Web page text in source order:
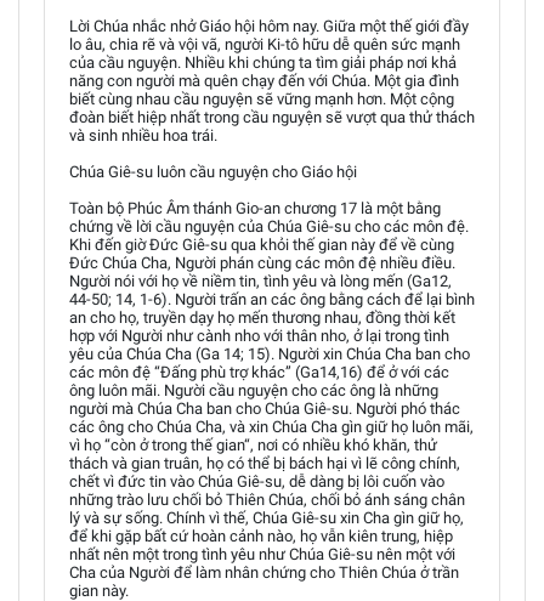
Lời Chúa nhắc nhở Giáo hội hôm nay. Giữa một thế giới đầy
lo âu, chia rẽ và vội vã, người Ki-tô hữu dễ quên sức mạnh
của cầu nguyện. Nhiều khi chúng ta tìm giải pháp nơi khả
năng con người mà quên chạy đến với Chúa. Một gia đình
biết cùng nhau cầu nguyện sẽ vững mạnh hơn. Một cộng
đoàn biết hiệp nhất trong cầu nguyện sẽ vượt qua thử thách
và sinh nhiều hoa trái.
Chúa Giê-su luôn cầu nguyện cho Giáo hội
Toàn bộ Phúc Âm thánh Gio-an chương 17 là một bằng
chứng về lời cầu nguyện của Chúa Giê-su cho các môn đệ.
Khi đến giờ Ðức Giê-su qua khỏi thế gian này để về cùng
Đức Chúa Cha, Người phán cùng các môn đệ nhiều điều.
Người nói với họ về niềm tin, tình yêu và lòng mến (Ga12,
44-50; 14, 1-6). Người trấn an các ông bằng cách để lại bình
an cho họ, truyền dạy họ mến thương nhau, đồng thời kết
hợp với Người như cành nho với thân nho, ở lại trong tình
yêu của Chúa Cha (Ga 14; 15). Người xin Chúa Cha ban cho
các môn đệ “Đấng phù trợ khác” (Ga14,16) để ở với các
ông luôn mãi. Người cầu nguyện cho các ông là những
người mà Chúa Cha ban cho Chúa Giê-su. Người phó thác
các ông cho Chúa Cha, và xin Chúa Cha gìn giữ họ luôn mãi,
vì họ “còn ở trong thế gian“, nơi có nhiều khó khăn, thử
thách và gian truân, họ có thể bị bách hại vì lẽ công chính,
chết vì đức tin vào Chúa Giê-su, dễ dàng bị lôi cuốn vào
những trào lưu chối bỏ Thiên Chúa, chối bỏ ánh sáng chân
lý và sự sống. Chính vì thế, Chúa Giê-su xin Cha gìn giữ họ,
để khi gặp bất cứ hoàn cảnh nào, họ vẫn kiên trung, hiệp
nhất nên một trong tình yêu như Chúa Giê-su nên một với
Cha của Người để làm nhân chứng cho Thiên Chúa ở trần
gian này.